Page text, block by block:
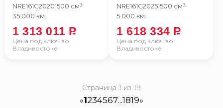
NRE161G20201500 см³
35 000 км.
Цена под ключ во
Владивостоке
1 313 011 P
NRE161G20251500 см³
5 000 км.
Цена под ключ во
Владивостоке
1 618 334 P
Страница 1 из 19
«1234567...1819»